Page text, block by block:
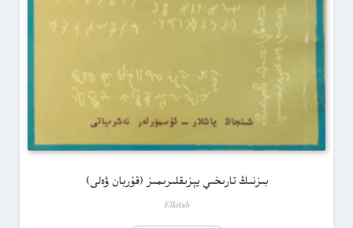
بىزنىڭ تارىخىي يېزىقلىرىمىز (قۇربان ۋەلى)
Elkitab